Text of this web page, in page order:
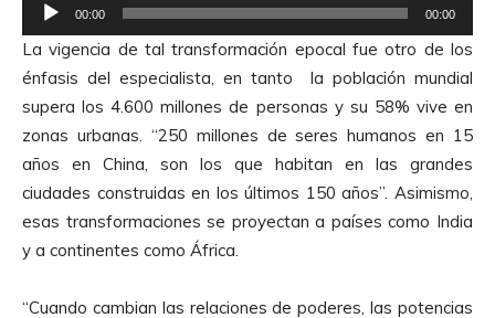
r
d
e
A
u
d
i
o
e
p
r
o
d
u
c
t
o
00:00 00:00
La vigencia de tal transformación epocal fue otro de los
énfasis del especialista, en tanto la población mundial
supera los 4.600 millones de personas y su 58% vive en
zonas urbanas. “250 millones de seres humanos en 15
años en China, son los que habitan en las grandes
ciudades construidas en los últimos 150 años”. Asimismo,
esas transformaciones se proyectan a países como India
y a continentes como África.
“Cuando cambian las relaciones de poderes, las potencias